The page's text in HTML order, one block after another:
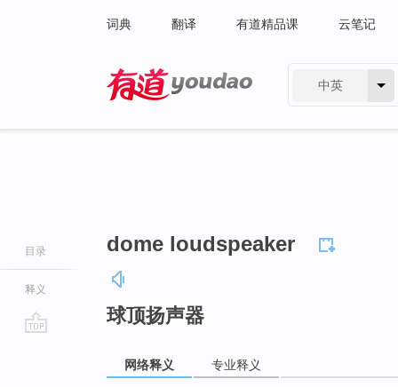
词典 翻译 有道精品课 云笔记
中英
目录
释义
dome loudspeaker
球顶扬声器
网络释义 专业释义